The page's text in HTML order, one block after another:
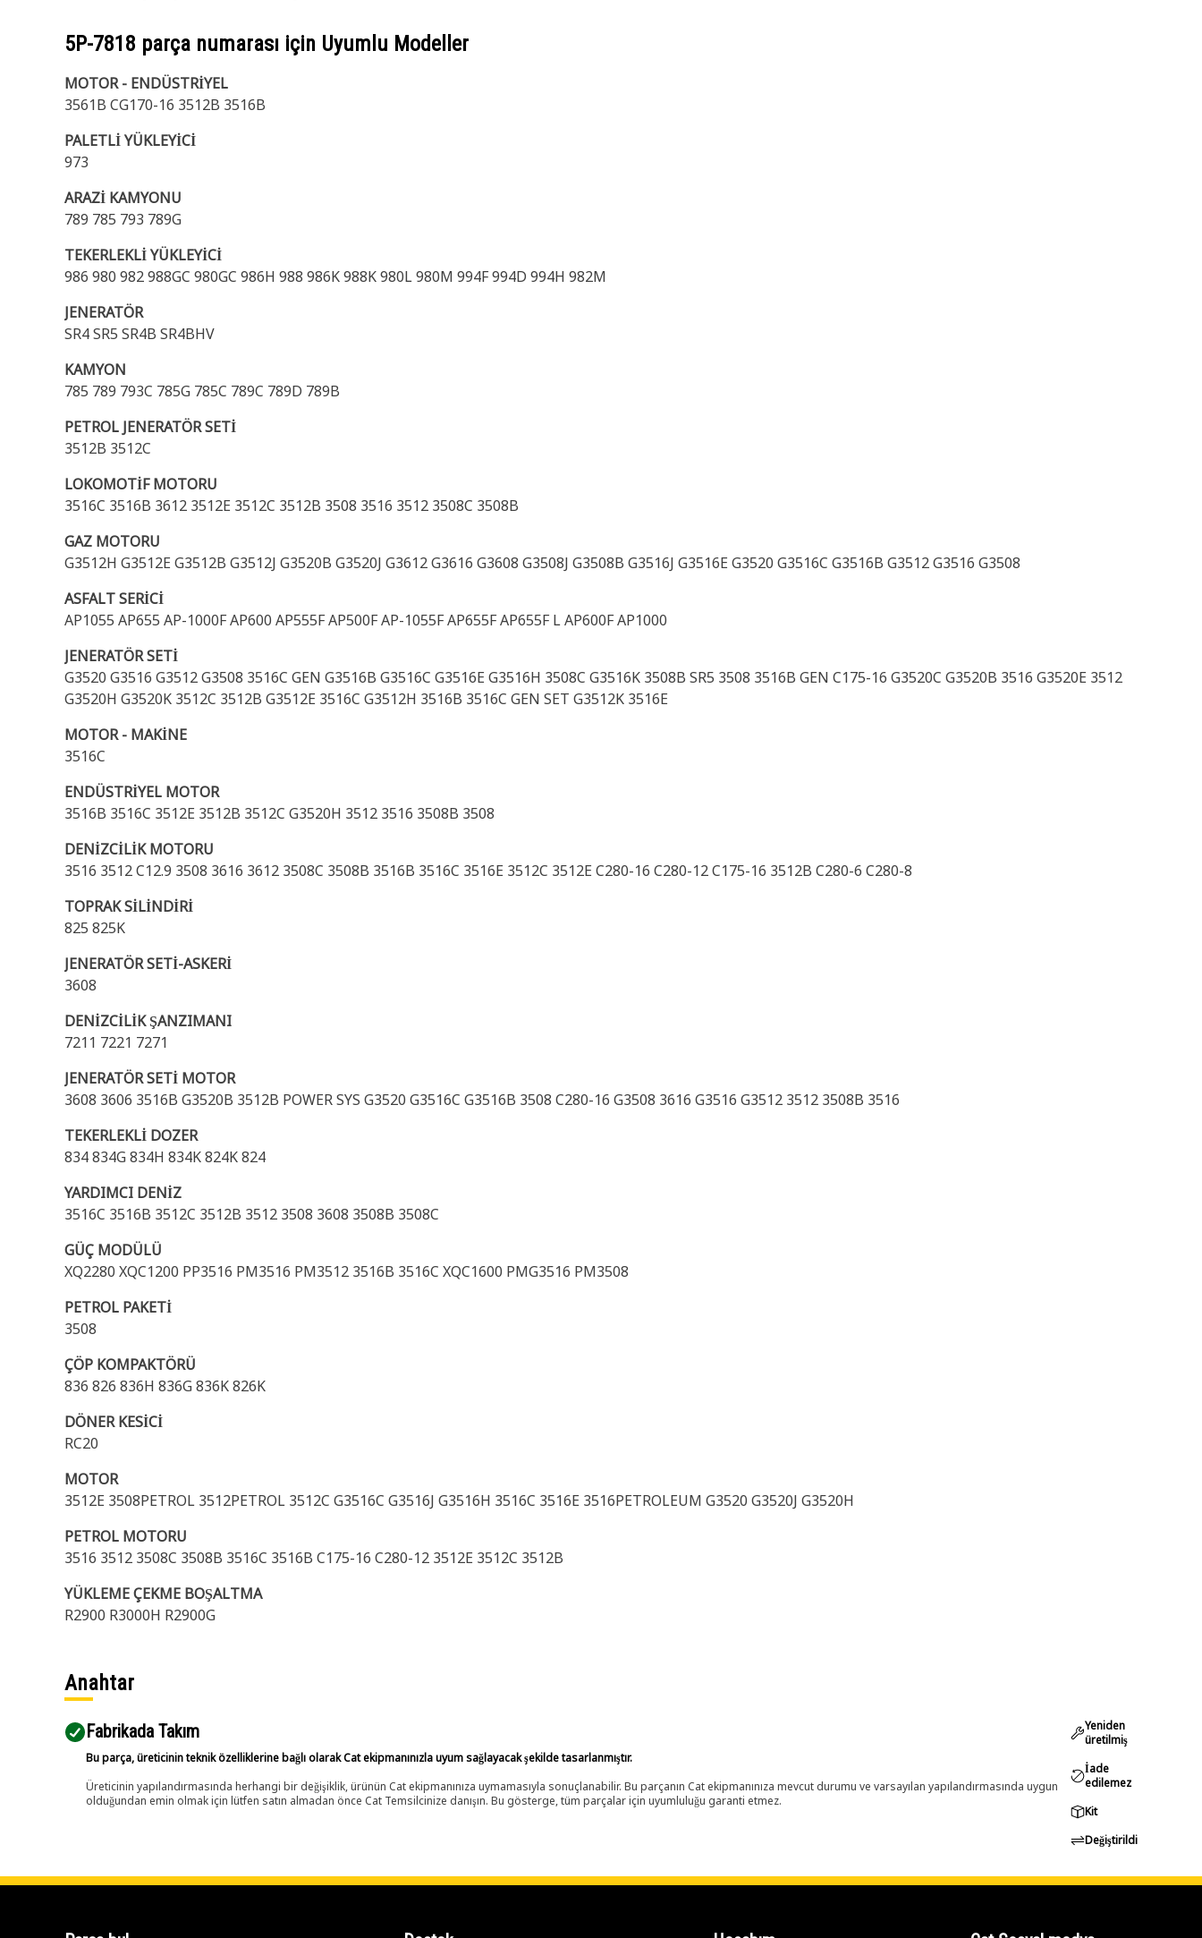
5P-7818 parça numarası için Uyumlu Modeller
MOTOR - ENDÜSTRİYEL
3561B CG170-16 3512B 3516B
PALETLİ YÜKLEYİCİ
973
ARAZİ KAMYONU
789 785 793 789G
TEKERLEKLİ YÜKLEYİCİ
986 980 982 988GC 980GC 986H 988 986K 988K 980L 980M 994F 994D 994H 982M
JENERATÖR
SR4 SR5 SR4B SR4BHV
KAMYON
785 789 793C 785G 785C 789C 789D 789B
PETROL JENERATÖR SETİ
3512B 3512C
LOKOMOTİF MOTORU
3516C 3516B 3612 3512E 3512C 3512B 3508 3516 3512 3508C 3508B
GAZ MOTORU
G3512H G3512E G3512B G3512J G3520B G3520J G3612 G3616 G3608 G3508J G3508B G3516J G3516E G3520 G3516C G3516B G3512 G3516 G3508
ASFALT SERİCİ
AP1055 AP655 AP-1000F AP600 AP555F AP500F AP-1055F AP655F AP655F L AP600F AP1000
JENERATÖR SETİ
G3520 G3516 G3512 G3508 3516C GEN G3516B G3516C G3516E G3516H 3508C G3516K 3508B SR5 3508 3516B GEN C175-16 G3520C G3520B 3516 G3520E 3512
G3520H G3520K 3512C 3512B G3512E 3516C G3512H 3516B 3516C GEN SET G3512K 3516E
MOTOR - MAKİNE
3516C
ENDÜSTRİYEL MOTOR
3516B 3516C 3512E 3512B 3512C G3520H 3512 3516 3508B 3508
DENİZCİLİK MOTORU
3516 3512 C12.9 3508 3616 3612 3508C 3508B 3516B 3516C 3516E 3512C 3512E C280-16 C280-12 C175-16 3512B C280-6 C280-8
TOPRAK SİLİNDİRİ
825 825K
JENERATÖR SETİ-ASKERİ
3608
DENİZCİLİK ŞANZIMANI
7211 7221 7271
JENERATÖR SETİ MOTOR
3608 3606 3516B G3520B 3512B POWER SYS G3520 G3516C G3516B 3508 C280-16 G3508 3616 G3516 G3512 3512 3508B 3516
TEKERLEKLİ DOZER
834 834G 834H 834K 824K 824
YARDIMCI DENİZ
3516C 3516B 3512C 3512B 3512 3508 3608 3508B 3508C
GÜÇ MODÜLÜ
XQ2280 XQC1200 PP3516 PM3516 PM3512 3516B 3516C XQC1600 PMG3516 PM3508
PETROL PAKETİ
3508
ÇÖP KOMPAKTÖRÜ
836 826 836H 836G 836K 826K
DÖNER KESİCİ
RC20
MOTOR
3512E 3508PETROL 3512PETROL 3512C G3516C G3516J G3516H 3516C 3516E 3516PETROLEUM G3520 G3520J G3520H
PETROL MOTORU
3516 3512 3508C 3508B 3516C 3516B C175-16 C280-12 3512E 3512C 3512B
YÜKLEME ÇEKME BOŞALTMA
R2900 R3000H R2900G
Anahtar
Fabrikada Takım
Bu parça, üreticinin teknik özelliklerine bağlı olarak Cat ekipmanınızla uyum sağlayacak şekilde tasarlanmıştır.
Üreticinin yapılandırmasında herhangi bir değişiklik, ürünün Cat ekipmanınıza uymamasıyla sonuçlanabilir. Bu parçanın Cat ekipmanınıza mevcut durumu ve varsayılan yapılandırmasında uygun
olduğundan emin olmak için lütfen satın almadan önce Cat Temsilcinize danışın. Bu gösterge, tüm parçalar için uyumluluğu garanti etmez.
Yeniden
üretilmiş
İade
edilemez
Kit
Değiştirildi